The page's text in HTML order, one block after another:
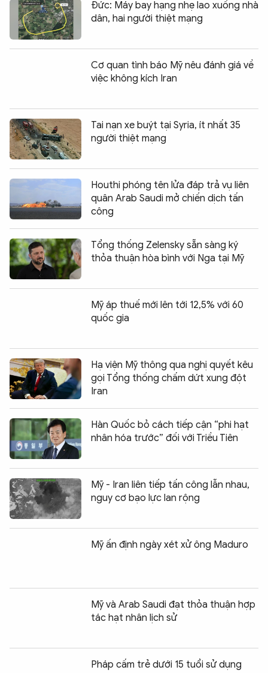
Đức: Máy bay hạng nhẹ lao xuống nhà
dân, hai người thiệt mạng
Cơ quan tình báo Mỹ nêu đánh giá về
việc không kích Iran
Tai nạn xe buýt tại Syria, ít nhất 35
người thiệt mạng
Houthi phóng tên lửa đáp trả vụ liên
quân Arab Saudi mở chiến dịch tấn
công
Tổng thống Zelensky sẵn sàng ký
thỏa thuận hòa bình với Nga tại Mỹ
Mỹ áp thuế mới lên tới 12,5% với 60
quốc gia
Hạ viện Mỹ thông qua nghị quyết kêu
gọi Tổng thống chấm dứt xung đột
Iran
Hàn Quốc bỏ cách tiếp cận “phi hạt
nhân hóa trước” đối với Triều Tiên
Mỹ - Iran liên tiếp tấn công lẫn nhau,
nguy cơ bạo lực lan rộng
Mỹ ấn định ngày xét xử ông Maduro
Mỹ và Arab Saudi đạt thỏa thuận hợp
tác hạt nhân lịch sử
Pháp cấm trẻ dưới 15 tuổi sử dụng